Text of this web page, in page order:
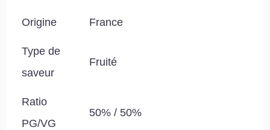
Origine France
Type de
saveur
Fruité
Ratio
PG/VG
50% / 50%